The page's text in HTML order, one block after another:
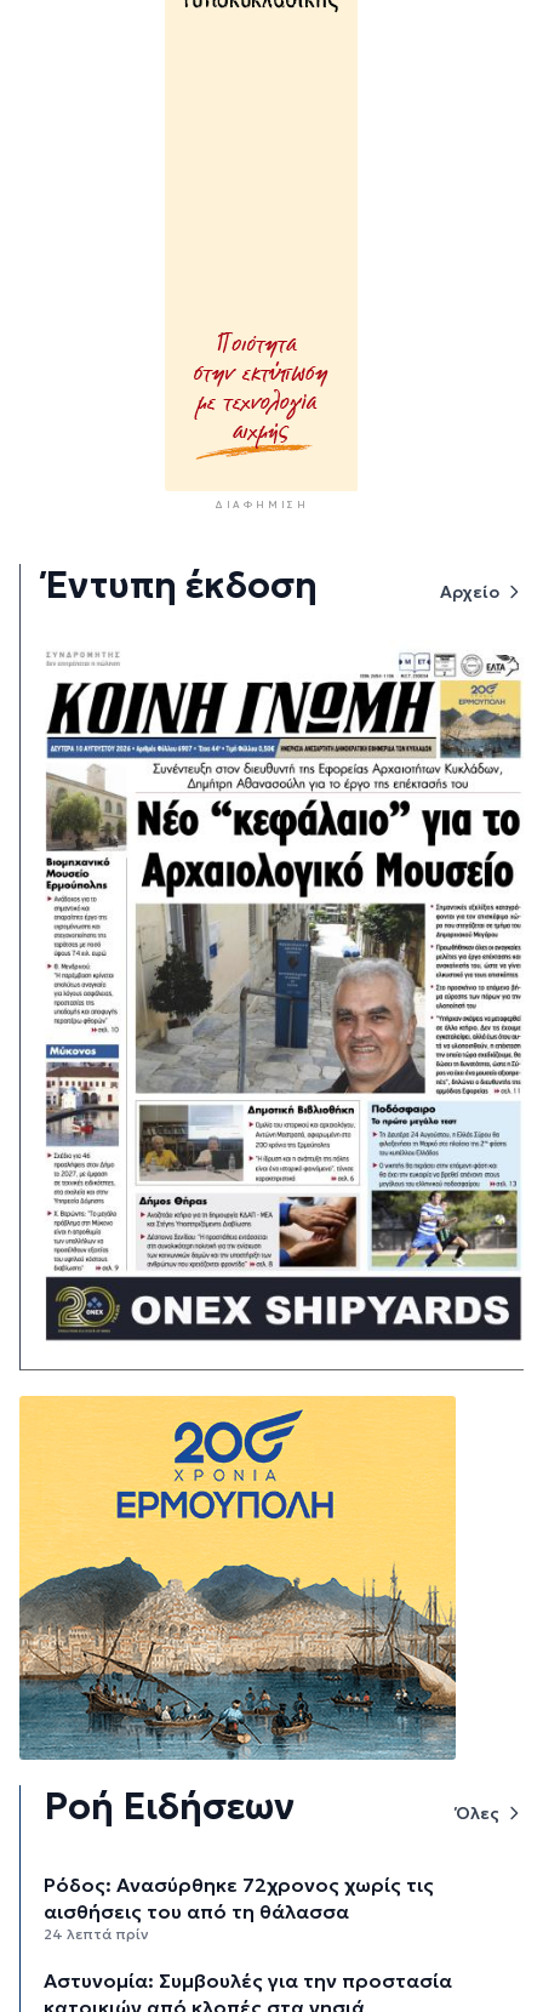
ΔΙΑΦΉΜΙΣΗ
Έντυπη έκδοση Αρχείο
Ροή Ειδήσεων Όλες
Ρόδος: Ανασύρθηκε 72χρονος χωρίς τις
αισθήσεις του από τη θάλασσα
24 λεπτά πρίν
Αστυνομία: Συμβουλές για την προστασία
κατοικιών από κλοπές στα νησιά